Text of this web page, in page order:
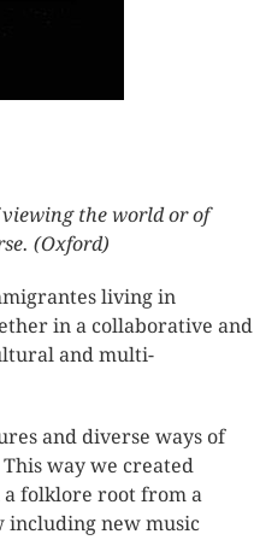
the world or of
(Oxford)
living in
in a collaborative and
and multi-
and diverse ways of
way we created
a folklore root from a
including new music